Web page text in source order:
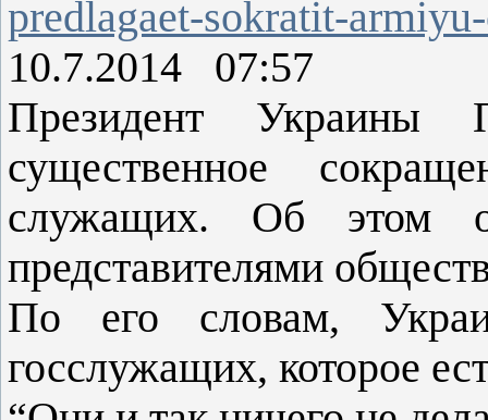
predlagaet-sokratit-
10.7.2014 07:57
Президент Украины
существенное
служащих. Об этом
представителями
По его словам,
госслужащих, которое